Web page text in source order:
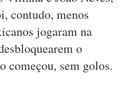
contudo, menos
jogaram na
o
começou, sem golos.